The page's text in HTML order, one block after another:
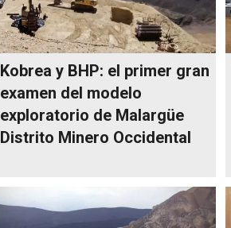
Kobrea y BHP: el primer gran
examen del modelo
exploratorio de Malargüe
Distrito Minero Occidental